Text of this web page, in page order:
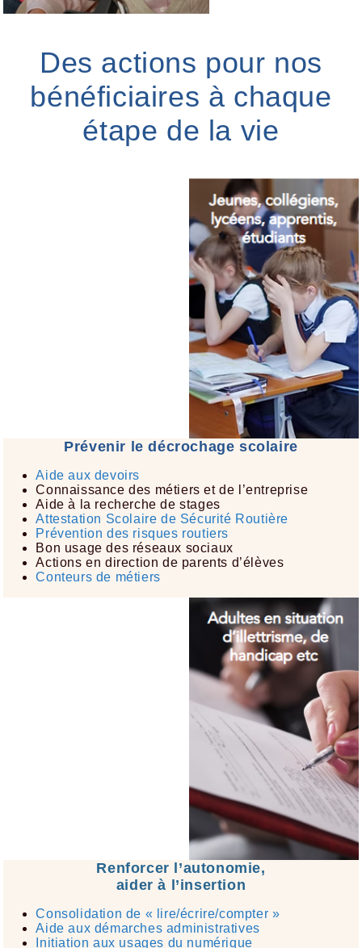
Des actions pour nos
bénéficiaires à chaque
étape de la vie
Prévenir le décrochage scolaire
Aide aux devoirs​
Connaissance des métiers et de l’entreprise​
Aide à la recherche de stages​
Attestation Scolaire de Sécurité Routière​
Prévention des risques routiers​
Bon usage des réseaux sociaux​
Actions en direction de parents d’élèves
Conteurs de métiers
Renforcer l’autonomie,
aider à l’insertion
Consolidation de « lire/écrire/compter »​
Aide aux démarches administratives​
Initiation aux usages du numérique​